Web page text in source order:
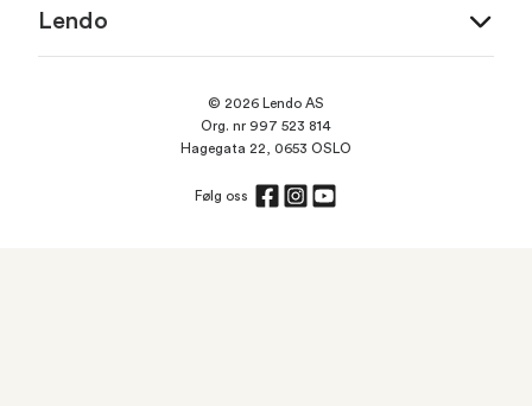
Lendo
© 2026 Lendo AS
Org. nr 997 523 814
Hagegata 22, 0653 OSLO
Følg oss